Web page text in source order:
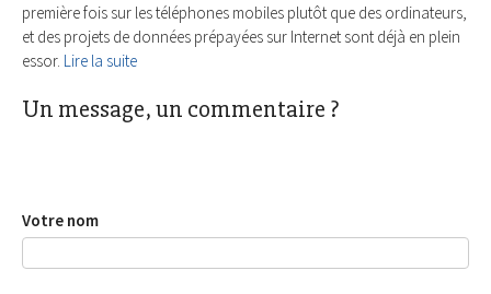
première fois sur les téléphones mobiles plutôt que des ordinateurs,
et des projets de données prépayées sur Internet sont déjà en plein
essor. Lire la suite
Un message, un commentaire ?
Votre nom